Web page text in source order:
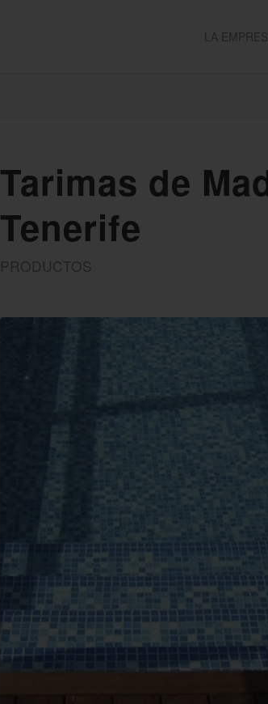
LA
Tarimas de
Tenerife
PRODUCTOS